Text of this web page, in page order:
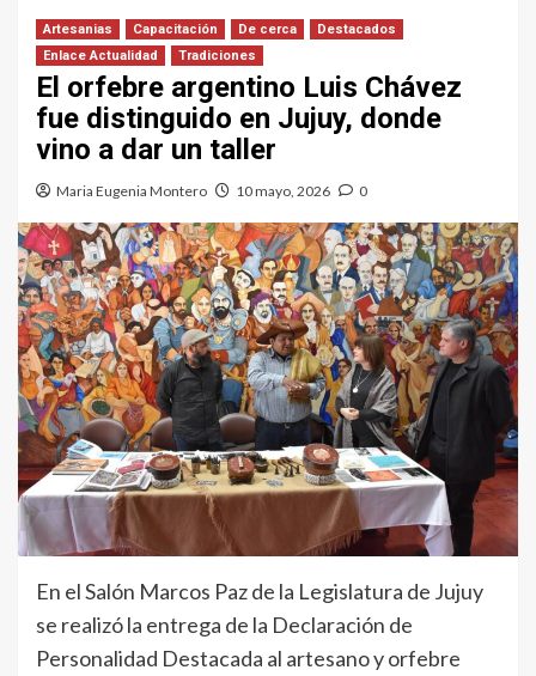
Artesanias Capacitación De cerca
Destacados
Enlace Actualidad
Tradiciones
El orfebre argentino Luis Chávez
fue distinguido en Jujuy, donde
vino a dar un taller
Maria Eugenia Montero 10 mayo, 2026 0
En el Salón Marcos Paz de la Legislatura de Jujuy
se realizó la entrega de la Declaración de
Personalidad Destacada al artesano y orfebre